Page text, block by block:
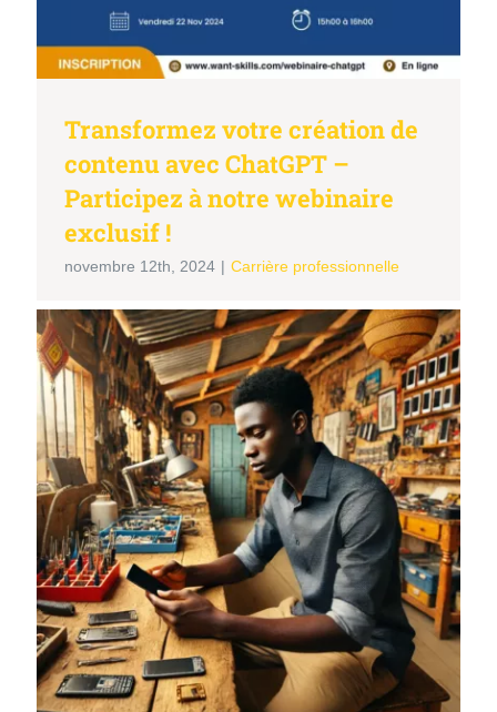
Transformez votre création de
contenu avec ChatGPT –
Participez à notre webinaire
exclusif !
novembre 12th, 2024 | Carrière professionnelle